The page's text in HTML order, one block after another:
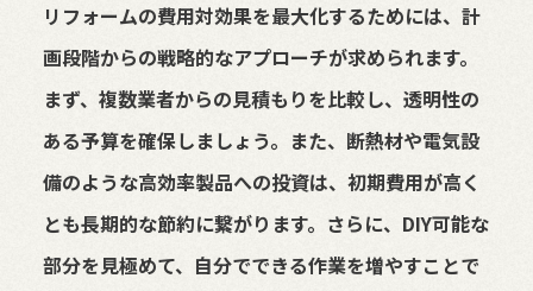
リフォームの費用対効果を最大化するためには、計
画段階からの戦略的なアプローチが求められます。
まず、複数業者からの見積もりを比較し、透明性の
ある予算を確保しましょう。また、断熱材や電気設
備のような高効率製品への投資は、初期費用が高く
とも長期的な節約に繋がります。さらに、DIY可能な
部分を見極めて、自分でできる作業を増やすことで